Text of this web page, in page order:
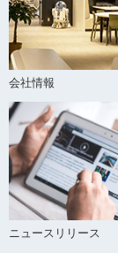
会社情報
ニュースリリース